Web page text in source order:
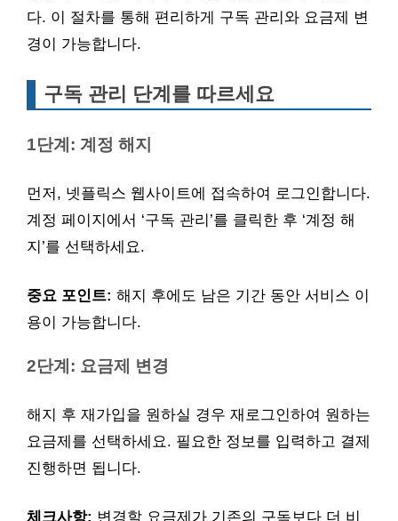
다. 이 절차를 통해 편리하게 구독 관리와 요금제 변
경이 가능합니다.
구독 관리 단계를 따르세요
1단계: 계정 해지
먼저, 넷플릭스 웹사이트에 접속하여 로그인합니다.
계정 페이지에서 ‘구독 관리’를 클릭한 후 ‘계정 해
지’를 선택하세요.
중요 포인트: 해지 후에도 남은 기간 동안 서비스 이
용이 가능합니다.
2단계: 요금제 변경
해지 후 재가입을 원하실 경우 재로그인하여 원하는
요금제를 선택하세요. 필요한 정보를 입력하고 결제
진행하면 됩니다.
체크사항: 변경할 요금제가 기존의 구독보다 더 비